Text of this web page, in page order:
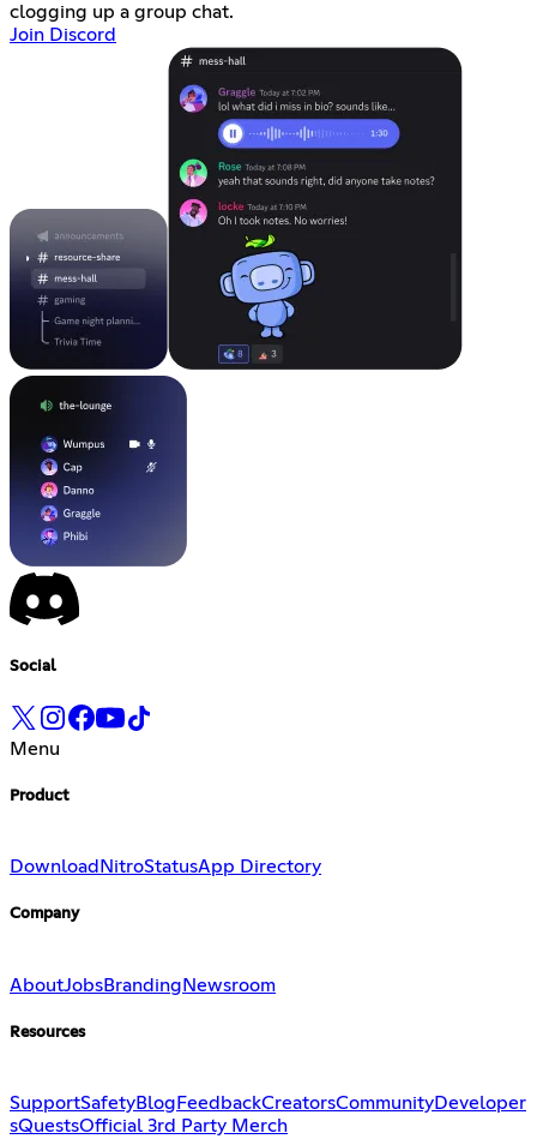
clogging up a group chat.
Join Discord
Social
Menu
Product
Download NitroStatusApp Directory
Company
AboutJobsBrandingNewsroom
Resources
SupportSafetyBlog FeedbackCreatorsCommunityDeveloper
sQuestsOfficial 3rd Party Merch